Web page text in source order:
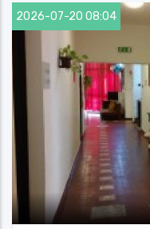
2026-07-20 08:04